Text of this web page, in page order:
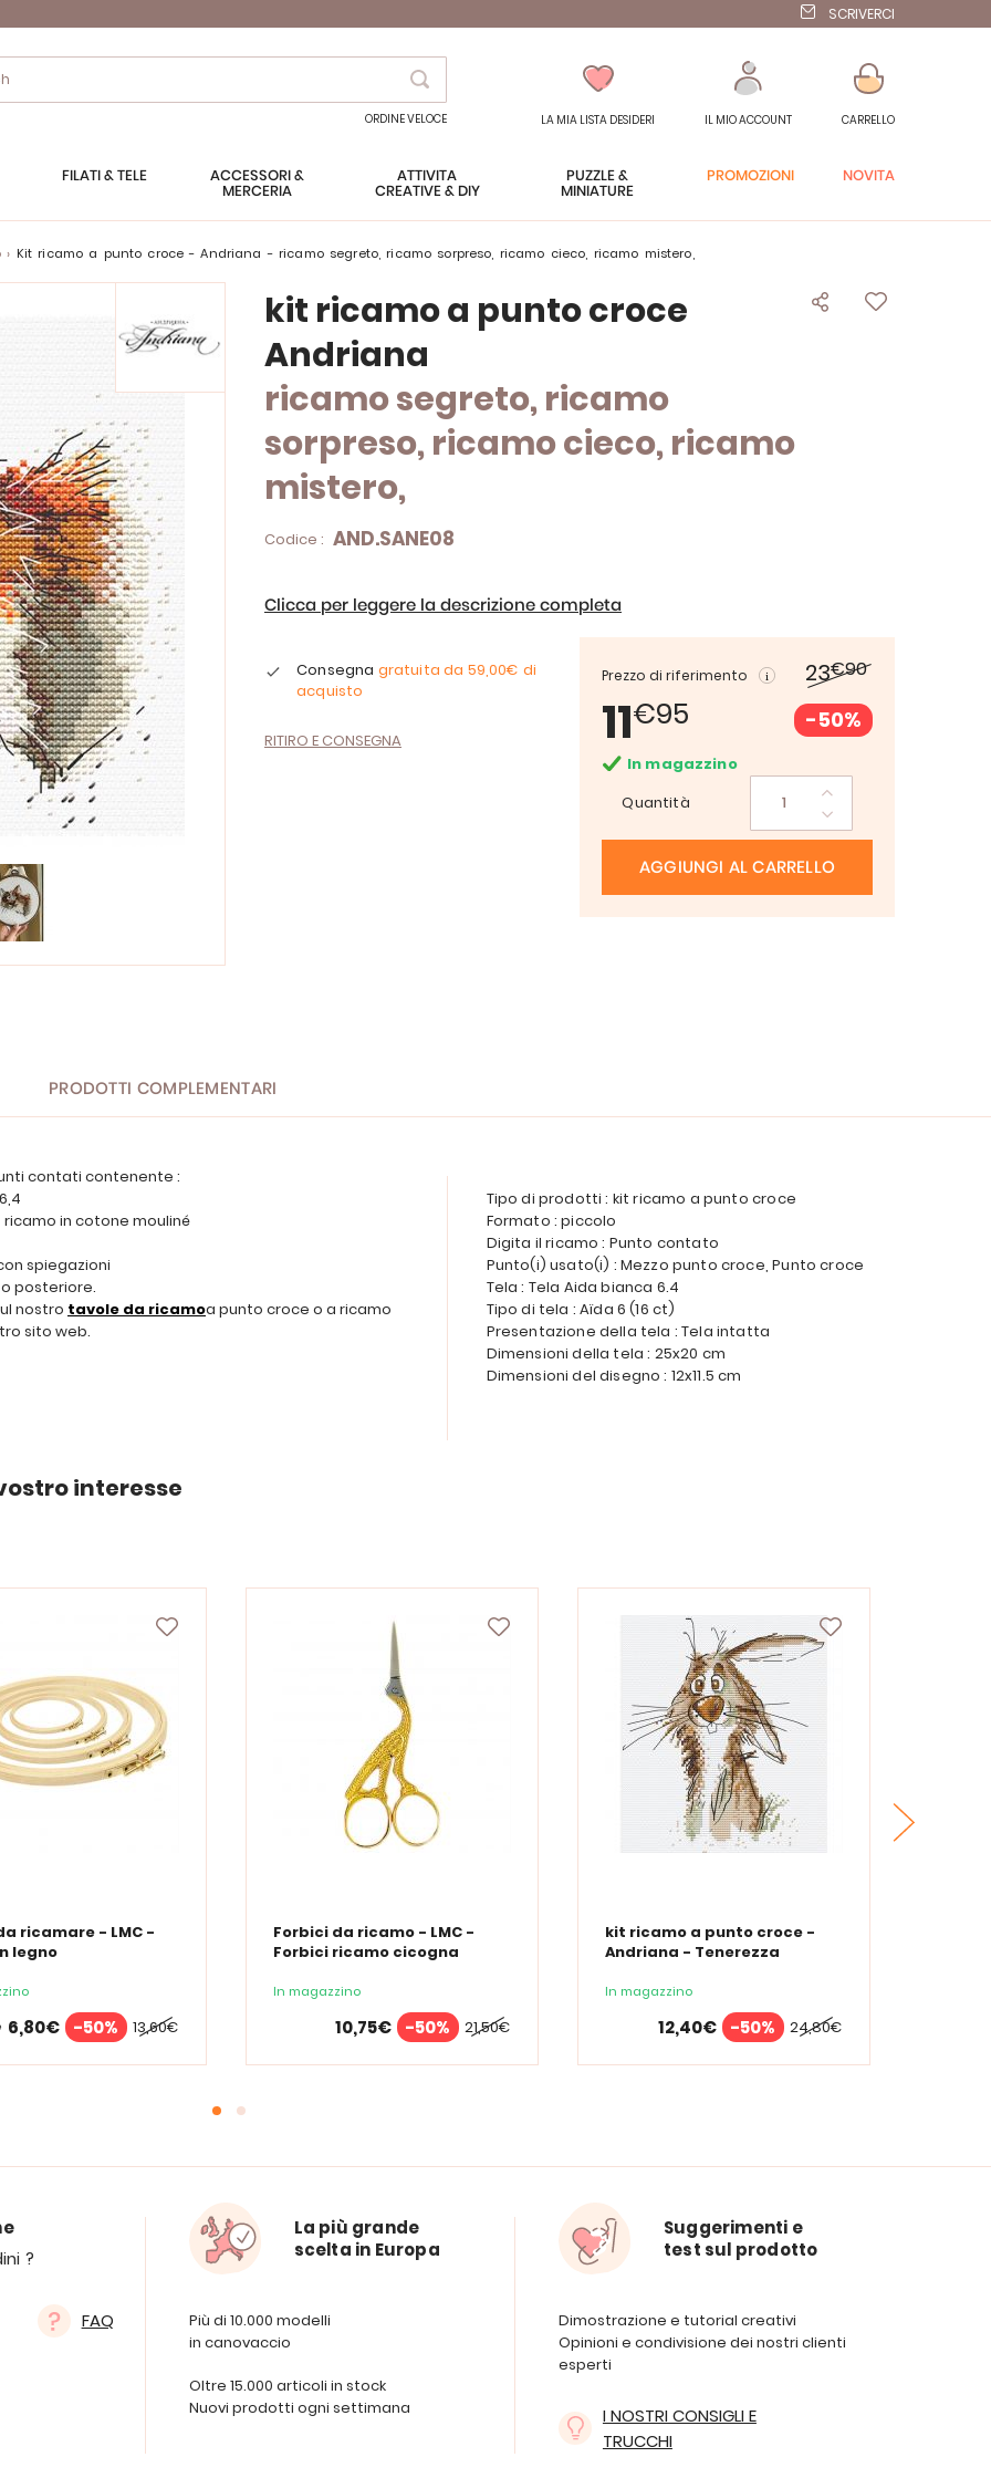
SCRIVERCI
Search
ORDINE VELOCE LA MIA LISTA DESIDERI IL MIO ACCOUNT CARRELLO
FILATI & TELE
ACCESSORI &
MERCERIA
ATTIVITÀ
CREATIVE & DIY
PUZZLE &
MINIATURE
PROMOZIONI NOVITÀ
kit ricamo a punto croce - Andriana - ricamo segreto, ricamo sorpreso, ricamo cieco, ricamo mistero,
kit ricamo a punto croce
Andriana
ricamo segreto, ricamo
sorpreso, ricamo cieco, ricamo
mistero,
Codice : AND.SANE08
Clicca per leggere la descrizione completa
Prezzo di riferimento 23€90
11€95 -50%
In magazzino
Quantità
AGGIUNGI AL CARRELLO
Consegna gratuita da 59,00€ di
acquisto
RITIRO E CONSEGNA
PRODOTTI COMPLEMENTARI
contati contenente :
ricamo in cotone mouliné
spiegazioni
posteriore.
nostro tavole da ricamoa punto croce o a ricamo
sito web.
Tipo di prodotti : kit ricamo a punto croce
Formato : piccolo
Digita il ricamo : Punto contato
Punto(i) usato(i) : Mezzo punto croce, Punto croce
Tela : Tela Aida bianca 6.4
Tipo di tela : Aïda 6 (16 ct)
Presentazione della tela : Tela intatta
Dimensioni della tela : 25x20 cm
Dimensioni del disegno : 12x11.5 cm
interesse
ricamare - LMC -
legno
13,60€
6,80€ -50%
Forbici da ricamo - LMC -
Forbici ricamo cicogna
In magazzino
21,50€
10,75€ -50%
kit ricamo a punto croce -
Andriana - Tenerezza
In magazzino
24,80€
12,40€ -50%
?
FAQ
La più grande
scelta in Europa
Più di 10.000 modelli
in canovaccio
Oltre 15.000 articoli in stock
Nuovi prodotti ogni settimana
Suggerimenti e
test sul prodotto
Dimostrazione e tutorial creativi
Opinioni e condivisione dei nostri clienti
esperti
I NOSTRI CONSIGLI E
TRUCCHI